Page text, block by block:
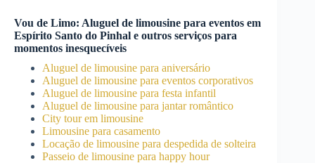
Vou de Limo: Aluguel de limousine para eventos em
Espírito Santo do Pinhal e outros serviços para
momentos inesquecíveis
Aluguel de limousine para aniversário
Aluguel de limousine para eventos corporativos
Aluguel de limousine para festa infantil
Aluguel de limousine para jantar romântico
City tour em limousine
Limousine para casamento
Locação de limousine para despedida de solteira
Passeio de limousine para happy hour